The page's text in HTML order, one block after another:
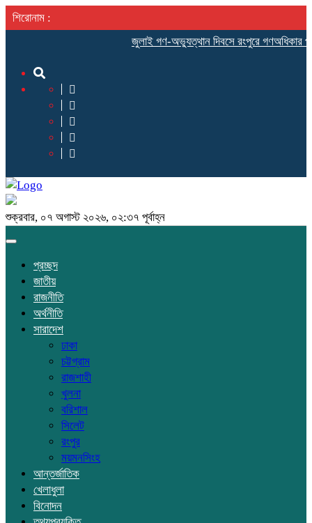
শিরোনাম :
‎জুলাই গণ-অভ্যুত্থান দিবসে রংপুরে গণঅধিকার
শুক্রবার, ০৭ অগাস্ট ২০২৬, ০২:৩৭ পূর্বাহ্ন
Toggle
প্রচ্ছদ
জাতীয়
রাজনীতি
অর্থনীতি
সারাদেশ
ঢাকা
চট্টগ্রাম
রাজশাহী
খুলনা
বরিশাল
সিলেট
রংপুর
ময়মনসিংহ
আন্তর্জাতিক
খেলাধুলা
বিনোদন